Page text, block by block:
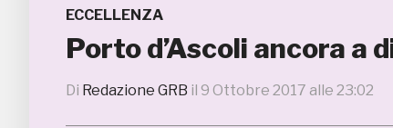
ECCELLENZA
Porto d’Ascoli ancora a
Di Redazione GRB il 9 Ottobre 2017 alle 23:02